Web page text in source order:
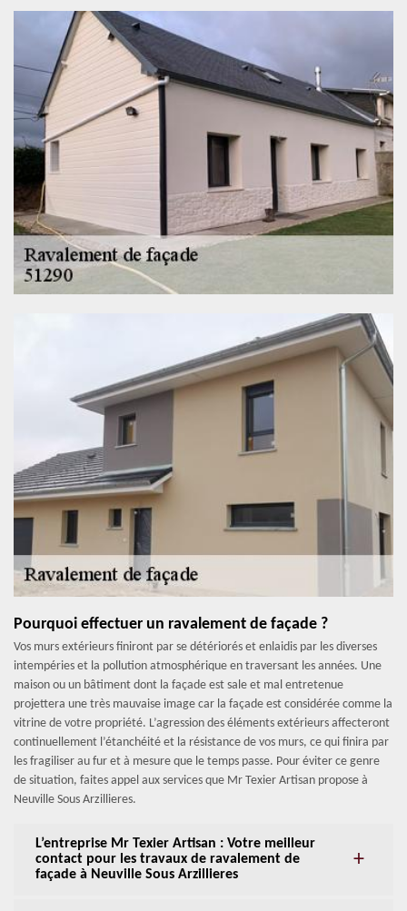
Pourquoi effectuer un ravalement de façade ?
Vos murs extérieurs finiront par se détériorés et enlaidis par les diverses
intempéries et la pollution atmosphérique en traversant les années. Une
maison ou un bâtiment dont la façade est sale et mal entretenue
projettera une très mauvaise image car la façade est considérée comme la
vitrine de votre propriété. L’agression des éléments extérieurs affecteront
continuellement l’étanchéité et la résistance de vos murs, ce qui finira par
les fragiliser au fur et à mesure que le temps passe. Pour éviter ce genre
de situation, faites appel aux services que Mr Texier Artisan propose à
Neuville Sous Arzillieres.
L’entreprise Mr Texier Artisan : Votre meilleur
contact pour les travaux de ravalement de
façade à Neuville Sous Arzillieres